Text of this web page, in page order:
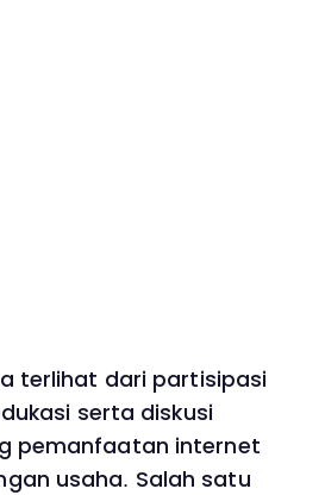
terlihat dari partisipasi
serta diskusi
pemanfaatan internet
usaha. Salah satu